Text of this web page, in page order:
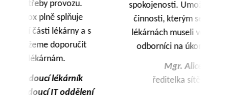
spokojenosti. Umožnil nám centralizovat
činnosti, kterým se jinak v jednotlivých
lékárnách museli věnovat farmaceutičtí
odborníci na úkor své hlavní profese.
ředitelka sítě Chytrá lékárna